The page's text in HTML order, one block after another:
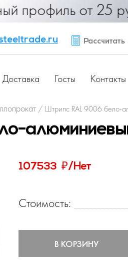
от 25 руб.
Рассчитать
Доставка Госты Контакты
/ Штрипс RAL 9006 бело-
107533 ₽/Нет
Стоимость:
В КОРЗИНУ